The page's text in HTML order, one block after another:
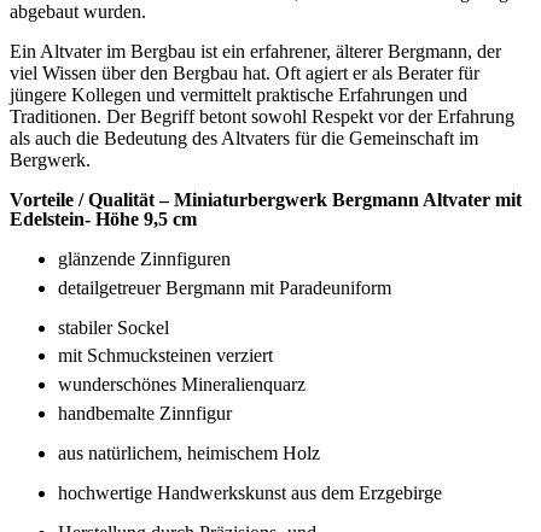
Dieses Miniaturbergwerk ist mit echtem Eisenerz sowie Amethysten
und anderen Schmucksteinen verziert,welche früher im Erzgebirge
abgebaut wurden.
Ein Altvater im Bergbau ist ein erfahrener, älterer Bergmann, der
viel Wissen über den Bergbau hat. Oft agiert er als Berater für
jüngere Kollegen und vermittelt praktische Erfahrungen und
Traditionen. Der Begriff betont sowohl Respekt vor der Erfahrung
als auch die Bedeutung des Altvaters für die Gemeinschaft im
Bergwerk.
Vorteile / Qualität –
Miniaturbergwerk
Edelstein- Höhe9,5cm
detailgetreuer Bergmann mit Paradeuniform
stabiler Sockel
mit Schmucksteinen verziert
handbemalte Zinnfigur
aus natürlichem, heimischem Holz